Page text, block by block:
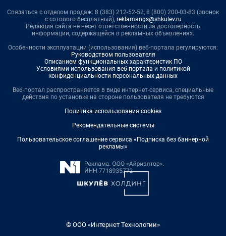
Связаться с отделом продаж: 8 (383) 212-52-52, 8 (800) 200-03-83 (звонок
с сотового бесплатный), reklamangs@shkulev.ru
Редакция сайта не несет ответственности за достоверность
информации, содержащейся в рекламных объявлениях.
Особенности эксплуатации (использования) веб-портала регулируются:
Руководством пользователя
Описанием функциональных характеристик ПО
Условиями использования веб-портала и политикой
конфиденциальности персональных данных
Веб-портал распространяется в виде интернет-сервиса, специальные
действия по установке на стороне пользователя не требуются
Политика использования cookies
Рекомендательные системы
Пользовательское соглашение сервиса «Подписка без баннерной
рекламы»
© ООО «Интернет Технологии»